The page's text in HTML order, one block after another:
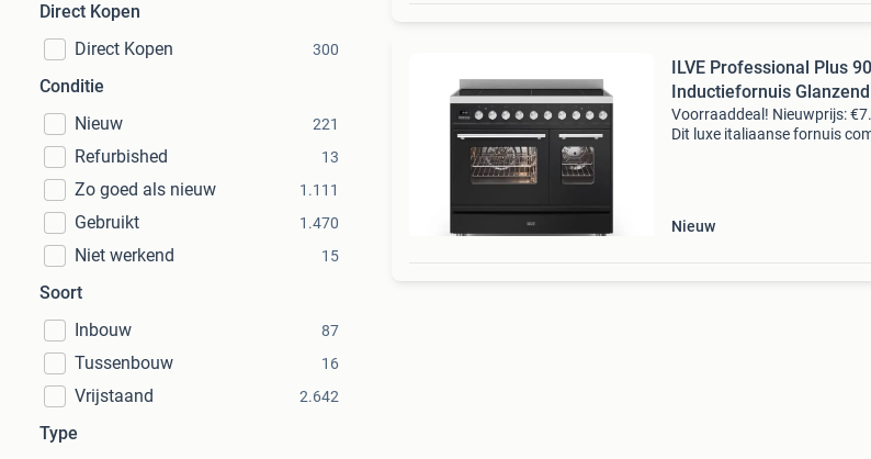
Direct Kopen
Direct Kopen
300
Conditie
Nieuw
221
Refurbished 13
Zo goed als nieuw 1.111
Gebruikt 1.470
Niet werkend 15
Soort
Inbouw
87
Tussenbouw 16
Vrijstaand 2.642
Type
ILVE Professional Plus
Inductiefornuis
Voorraaddeal! Nieuwprijs:
Dit luxe italiaanse fornuis
Nieuw